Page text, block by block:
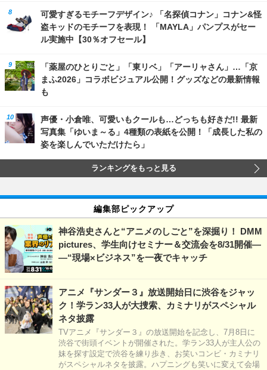
可愛すぎるモチーフデザイン♪ 「名探偵コナン」コナン&怪
盗キッドのモチーフを表現！ 「MAYLA」パンプスがセー
ル実施中【30％オフセール】
「薬屋のひとりごと」「東リベ」「アーリャさん」…「京
まふ2026」コラボビジュアル公開！グッズなどの最新情報
も
声優・小倉唯、可愛いもクールも…どっちも好きだ!! 最新
写真集「ゆいま～る」4種類の表紙を公開！「成長した私の
姿を楽しんでいただけたら」
ランキングをもっと見る
編集部ピックアップ
神谷浩史さんと“アニメのしごと”を深掘り！ DMM
pictures、学生向けセミナー＆交流会を8/31開催―
―“現場×ビジネス”を一夜でキャッチ
アニメ『サンダー３』放送開始日に渋谷をジャッ
ク！学ラン33人が大捜索、カミナリがスペシャル
ネタ披露
TVアニメ『サンダー３』の放送開始を記念し、7月8日に
渋谷で街頭イベントが開催された。学ラン33人が主人公の
妹を探す設定で渋谷を練り歩き、お笑いコンビ・カミナリ
がスペシャルネタを披露。ハプニングも笑いに変えて会場